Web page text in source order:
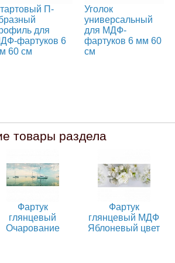
П-
для
фартуков 6
60 см
Уголок
универсальный
для МДФ-
фартуков 6 мм 60
см
товары раздела
Фартук
глянцевый
Очарование
Фартук
глянцевый МДФ
Яблоневый цвет